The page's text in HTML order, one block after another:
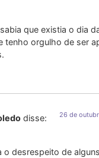
que existia o dia
tenho orgulho de ser
disse: 26 de
o desrespeito de